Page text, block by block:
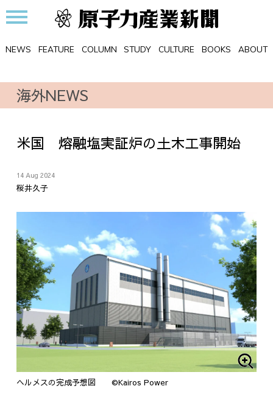
NEWS FEATURE COLUMN STUDY CULTURE BOOKS ABOUT
海外NEWS
米国 熔融塩実証炉の土木工事開始
14 Aug 2024
桜井久子
ヘルメスの完成予想図 ©Kairos Power